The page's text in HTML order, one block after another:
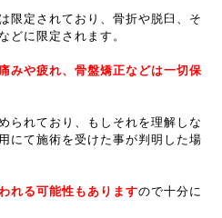
限定されており、骨折や脱臼、そ
どに限定されます。
みや疲れ、骨盤矯正などは一切保
られており、もしそれを理解しな
にて施術を受けた事が判明した場
れる可能性もありますので十分に